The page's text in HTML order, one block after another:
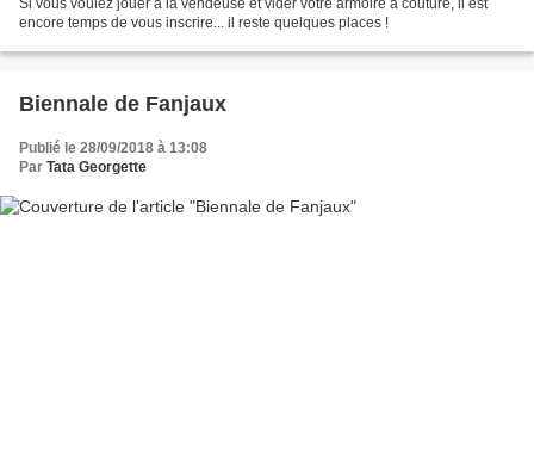
encore temps de vous inscrire... il reste quelques places !
Biennale de Fanjaux
Publié le 28/09/2018 à 13:08
Par Tata Georgette